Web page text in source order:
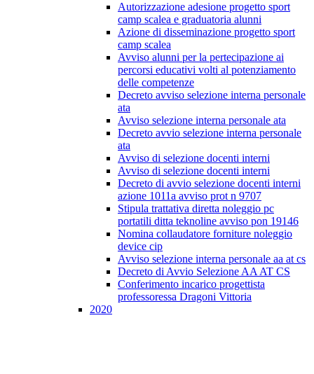
Autorizzazione adesione progetto sport
camp scalea e graduatoria alunni
Azione di disseminazione progetto sport
camp scalea
Avviso alunni per la pertecipazione ai
percorsi educativi volti al potenziamento
delle competenze
Decreto avviso selezione interna personale
ata
Avviso selezione interna personale ata
Decreto avvio selezione interna personale
ata
Avviso di selezione docenti interni
Avviso di selezione docenti interni
Decreto di avvio selezione docenti interni
azione 1011a avviso prot n 9707
Stipula trattativa diretta noleggio pc
portatili ditta teknoline avviso pon 19146
Nomina collaudatore forniture noleggio
device cip
Avviso selezione interna personale aa at cs
Decreto di Avvio Selezione AA AT CS
Conferimento incarico progettista
professoressa Dragoni Vittoria
2020